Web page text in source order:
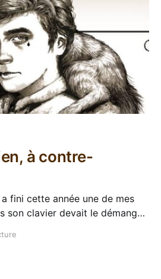
à contre-
fini cette année une de mes
son clavier devait le démanger